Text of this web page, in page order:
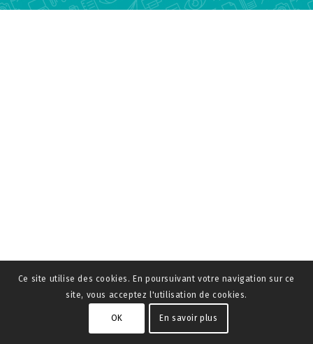
Ce site utilise des cookies. En poursuivant votre navigation sur ce
site, vous acceptez l'utilisation de cookies.
OK En savoir plus